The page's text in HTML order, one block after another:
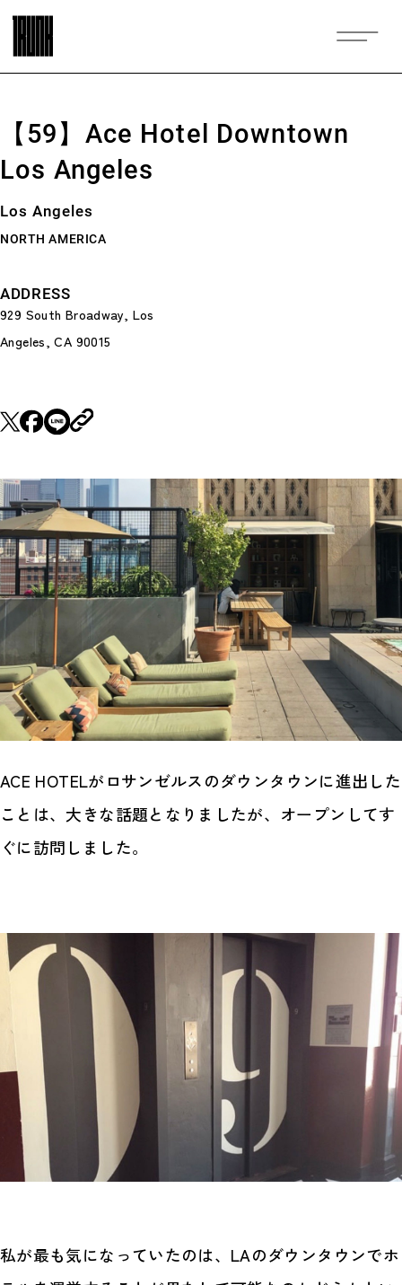
【59】Ace Hotel Downtown
Los Angeles
Los Angeles
NORTH AMERICA
ADDRESS
929 South Broadway, Los
Angeles, CA 90015
ACE HOTELがロサンゼルスのダウンタウンに進出した
ことは、大きな話題となりましたが、オープンしてす
ぐに訪問しました。
私が最も気になっていたのは、LAのダウンタウンでホ